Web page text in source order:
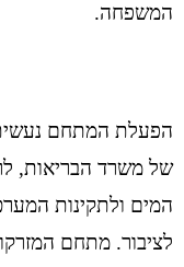
המשפחה.
הפעלת המתחם
של משרד הבריאות,
המים ולתקינות
לציבור. מתחם